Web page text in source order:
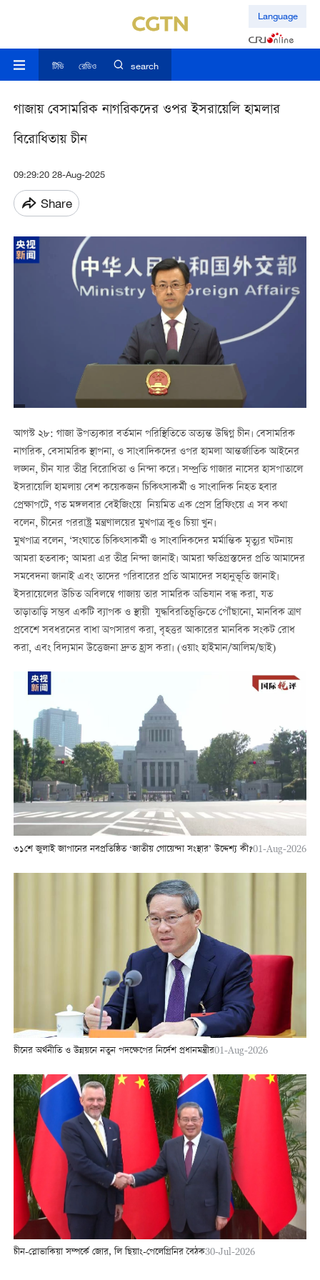
Language
টিভি রেডিও search
গাজায় বেসামরিক নাগরিকদের ওপর ইসরায়েলি হামলার
বিরোধিতায় চীন
09:29:20 28-Aug-2025
Share
আগস্ট ২৮: গাজা উপত্যকার বর্তমান পরিস্থিতিতে অত্যন্ত উদ্বিগ্ন চীন। বেসামরিক
নাগরিক, বেসামরিক স্থাপনা, ও সাংবাদিকদের ওপর হামলা আন্তর্জাতিক আইনের
লঙ্ঘন, চীন যার তীব্র বিরোধিতা ও নিন্দা করে। সম্প্রতি গাজার নাসের হাসপাতালে
ইসরায়েলি হামলায় বেশ কয়েকজন চিকিত্সাকর্মী ও সাংবাদিক নিহত হবার
প্রেক্ষাপটে, গত মঙ্গলবার বেইজিংয়ে নিয়মিত এক প্রেস ব্রিফিংয়ে এ সব কথা
বলেন, চীনের পররাষ্ট্র মন্ত্রণালয়ের মুখপাত্র কুও চিয়া খুন।
মুখপাত্র বলেন, ‘সংঘাতে চিকিত্সাকর্মী ও সাংবাদিকদের মর্মান্তিক মৃত্যুর ঘটনায়
আমরা হতবাক; আমরা এর তীব্র নিন্দা জানাই। আমরা ক্ষতিগ্রস্তদের প্রতি আমাদের
সমবেদনা জানাই এবং তাদের পরিবারের প্রতি আমাদের সহানুভূতি জানাই।
ইসরায়েলের উচিত অবিলম্বে গাজায় তার সামরিক অভিযান বন্ধ করা, যত
তাড়াতাড়ি সম্ভব একটি ব্যাপক ও স্থায়ী যুদ্ধবিরতিচুক্তিতে পৌঁছানো, মানবিক ত্রাণ
প্রবেশে সবধরনের বাধা অপসারণ করা, বৃহত্তর আকারের মানবিক সংকট রোধ
করা, এবং বিদ্যমান উত্তেজনা দ্রুত হ্রাস করা। (ওয়াং হাইমান/আলিম/ছাই)
৩১শে জুলাই জাপানের নবপ্রতিষ্ঠিত ‘জাতীয় গোয়েন্দা সংস্থার’ উদ্দেশ্য কী?01-Aug-2026
চীনের অর্থনীতি ও উন্নয়নে নতুন পদক্ষেপের নির্দেশ প্রধানমন্ত্রীর01-Aug-2026
চীন-স্লোভাকিয়া সম্পর্কে জোর, লি ছিয়াং-পেলেগ্রিনির বৈঠক30-Jul-2026